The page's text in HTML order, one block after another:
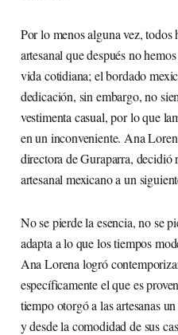
Por lo menos alguna vez, todos
artesanal que después no
vida cotidiana; el bordado
dedicación, sin embargo, no
vestimenta casual, por lo que
en un inconveniente. Ana
directora de Guraparra, decidió
artesanal mexicano a un
No se pierde la esencia, no se
adapta a lo que los tiempos
Ana Lorena logró
específicamente el que es
tiempo otorgó a las artesanas
y desde la comodidad de sus